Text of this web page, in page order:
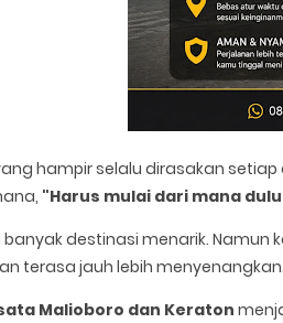
hampir selalu dirasakan
"Harus mulai dari mana
destinasi menarik.
terasa jauh lebih menyenangkan.
Malioboro dan Keraton